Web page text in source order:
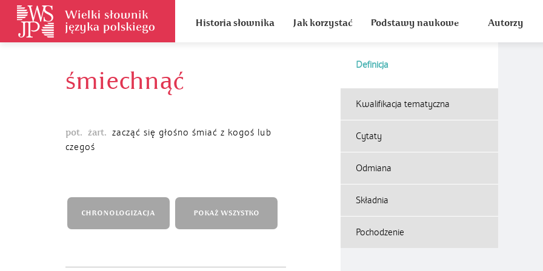
Historia słownika Jak korzystać Podstawy naukowe Autorzy
śmiechnąć
Definicja
pot. żart. zacząć się głośno śmiać z kogoś lub
czegoś
Kwalifikacja tematyczna
Cytaty
Odmiana
Składnia
Pochodzenie
CHRONOLOGIZACJA POKAŻ WSZYSTKO